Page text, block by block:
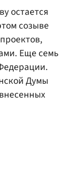
остается
созыве
Еще семь
Думы